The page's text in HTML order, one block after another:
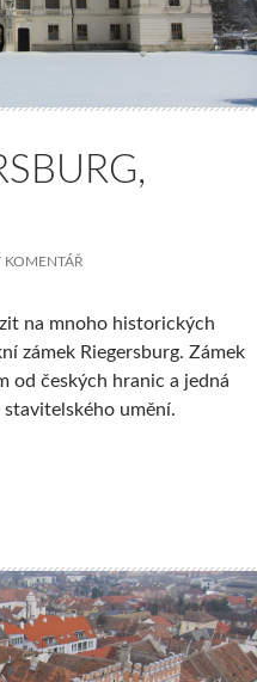
KOMENTÁŘ
na mnoho historických
zámek Riegersburg. Zámek
od českých hranic a jedná
umění.
Rakousko